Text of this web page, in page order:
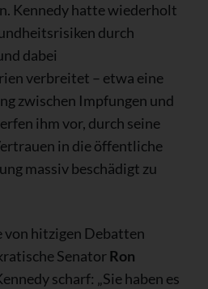
Kennedy hatte wiederholt
durch
dabei
verbreitet – etwa eine
zwischen Impfungen und
ihm vor, durch seine
in die öffentliche
massiv beschädigt zu
von hitzigen Debatten
SenatorRon
scharf: „Sie haben es